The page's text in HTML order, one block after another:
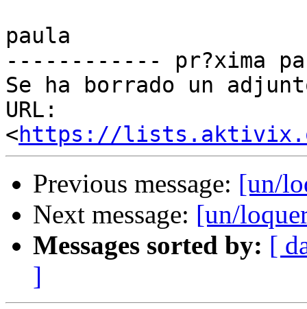
paula
------------ pr?xima
Se ha borrado un
URL:
<https://
Previous message: [un/
Next message: [un/
Messages sorted by: [
]